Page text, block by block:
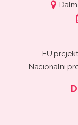
EU
Nacionalni